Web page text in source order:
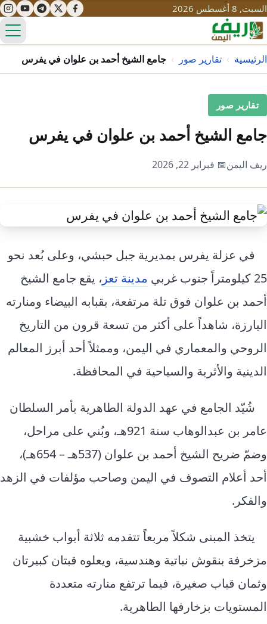
السبت, 8 أغسطس 2026
مياه
طرُق
تنمية
سياحة
ثقافة
التغير المناخي
محميات
تحديات
إرشاد زراعيقضايا
قصة
انفوجرافيك
قصص رقمية
تقارير صور
فيديو
الرئيسية › تقارير صور › جامع الشيخ أحمد بن علوان في يفرس
تقارير صور
جامع الشيخ أحمد بن علوان في يفرس
ريف اليمن📅 فبراير 22, 2026
في عزلة يفرس بمديرية جبل حبشي، وعلى بُعد نحو
25 كيلومتراً جنوب غربي
مدينة تعز ، يقع جامع الشيخ
أحمد بن علوان فوق تلة مرتفعة، بقبابه البيضاء ومنارته
البارزة، شاهداً على أكثر من تسعة قرون من التاريخ
الروحي والمعماري في اليمن، وممثلاً أحد أبرز المعالم
الدينية والأثرية والسياحية في المحافظة.
شُيّد الجامع في عهد الدولة الطاهرية بأمر السلطان
عامر بن عبدالوهاب سنة 921هـ، وبُني على مراحل،
وضمّ ضريح الشيخ أحمد بن علوان (537هـ – 654هـ)،
أحد أعلام التصوف في اليمن وصاحب مؤلفات في الزهد
والفكر.
يتخذ المبنى شكلاً مربعاً تتقدمه ثلاثة أبواب خشبية
مزخرفة بنقوش نباتية وهندسية، ويعلوه قبتان كبيرتان
وثمان قباب صغيرة، فيما ترتفع منارته متعددة
المستويات بزخارفها الطاهرية.